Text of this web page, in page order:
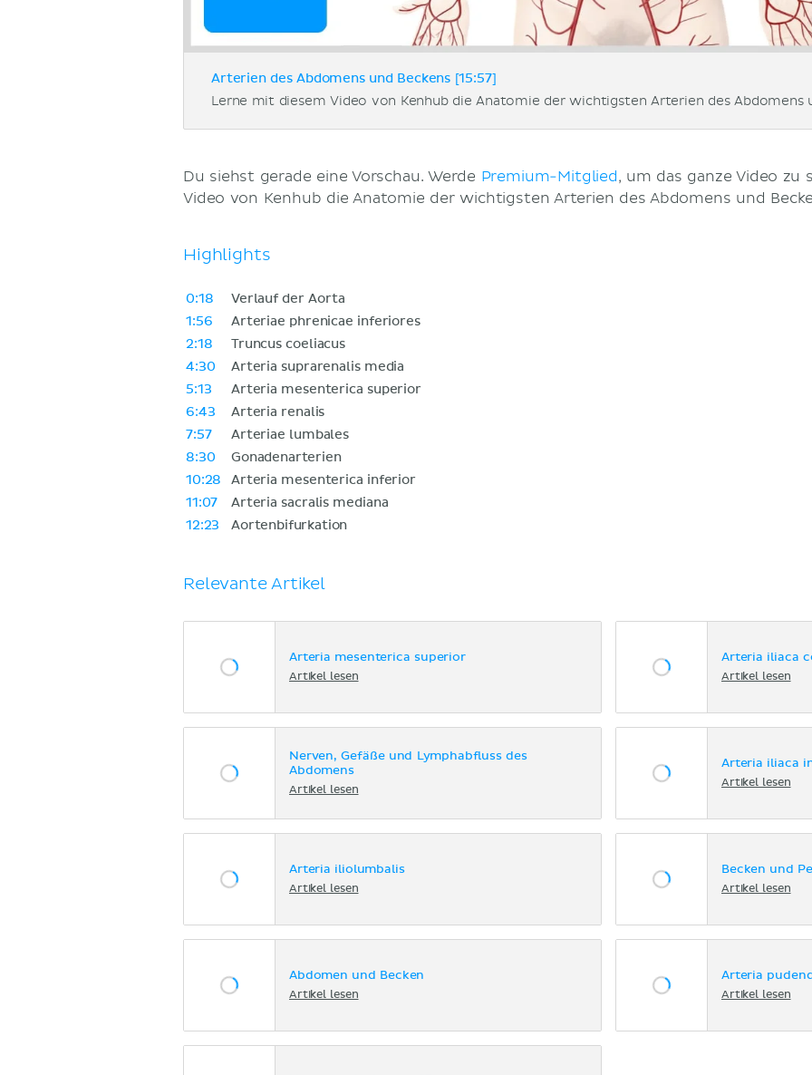
Arterien des Abdomens und Beckens [15:57]
Lerne mit diesem Video von Kenhub die Anatomie der wichtigsten Arterien des Abdomens
Du siehst gerade eine Vorschau. Werde Premium-Mitglied, um das ganze Video zu
Video von Kenhub die Anatomie der wichtigsten Arterien des Abdomens und
Highlights
0:18
Verlauf der Aorta
1:56
Arteriae phrenicae inferiores
2:18
Truncus coeliacus
4:30
Arteria suprarenalis media
5:13
Arteria mesenterica superior
6:43
Arteria renalis
7:57
Arteriae lumbales
8:30
Gonadenarterien
10:28
Arteria mesenterica inferior
11:07
Arteria sacralis mediana
12:23
Aortenbifurkation
Relevante Artikel
Arteria mesenterica superior
Artikel lesen
Arteria iliaca
Artikel lesen
Nerven, Gefäße und Lymphabfluss des
Abdomens
Artikel lesen
Arteria iliaca
Artikel lesen
Arteria iliolumbalis
Artikel lesen
Becken und
Artikel lesen
Abdomen und Becken
Artikel lesen
Arteria
Artikel lesen